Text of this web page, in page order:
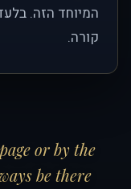
המיוחד הזה.
קורה.
or by the
be there